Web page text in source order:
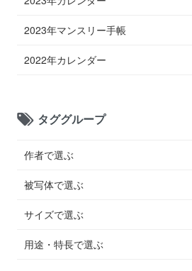
2023年マンスリー手帳
2022年カレンダー
タググループ
作者で選ぶ
被写体で選ぶ
サイズで選ぶ
用途・特長で選ぶ